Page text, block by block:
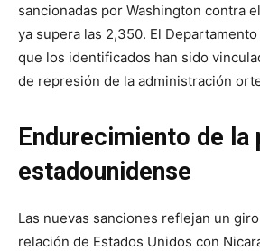
sancionadas por Washington contra
ya supera las 2,350. El
que los identificados han sido
de represión de la administración
Endurecimiento de la
estadounidense
Las nuevas sanciones reflejan un
relación de Estados Unidos con